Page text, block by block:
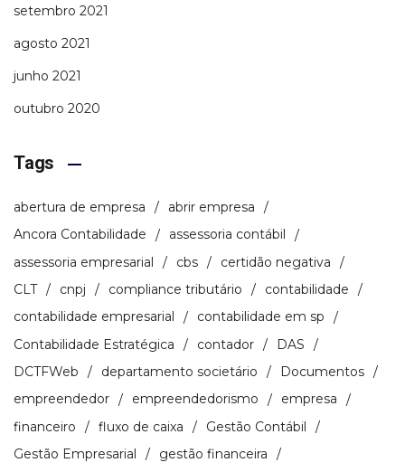
setembro 2021
agosto 2021
junho 2021
outubro 2020
Tags
abertura de empresa
abrir empresa
Ancora Contabilidade
assessoria contábil
assessoria empresarial
cbs
certidão negativa
CLT
cnpj compliance tributário
contabilidade
contabilidade empresarial
contabilidade em sp
Contabilidade Estratégica
contador
DAS
DCTFWeb
departamento societário
Documentos
empreendedor
empreendedorismo
empresa
financeiro
fluxo de caixa
Gestão Contábil
Gestão Empresarial
gestão financeira